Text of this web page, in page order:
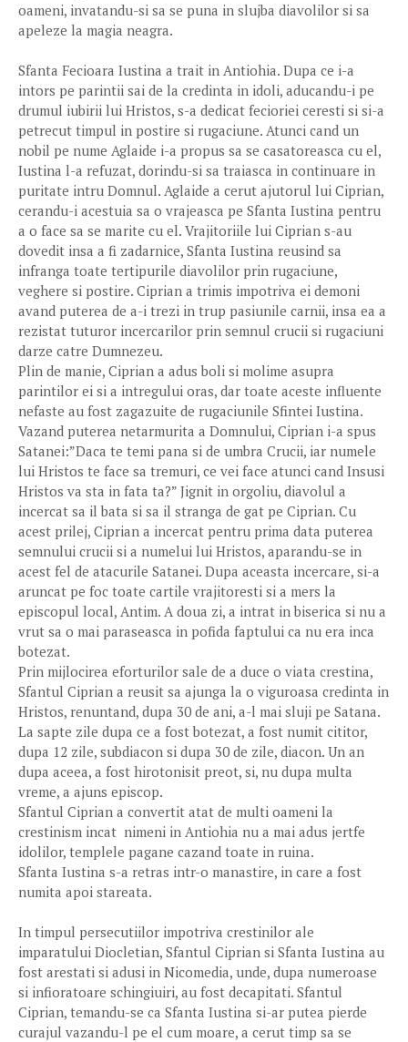
oameni, invatandu-si sa se puna in slujba diavolilor si sa
apeleze la magia neagra.
Sfanta Fecioara Iustina a trait in Antiohia. Dupa ce i-a
intors pe parintii sai de la credinta in idoli, aducandu-i pe
drumul iubirii lui Hristos, s-a dedicat fecioriei ceresti si si-a
petrecut timpul in postire si rugaciune. Atunci cand un
nobil pe nume Aglaide i-a propus sa se casatoreasca cu el,
Iustina l-a refuzat, dorindu-si sa traiasca in continuare in
puritate intru Domnul. Aglaide a cerut ajutorul lui Ciprian,
cerandu-i acestuia sa o vrajeasca pe Sfanta Iustina pentru
a o face sa se marite cu el. Vrajitoriile lui Ciprian s-au
dovedit insa a fi zadarnice, Sfanta Iustina reusind sa
infranga toate tertipurile diavolilor prin rugaciune,
veghere si postire. Ciprian a trimis impotriva ei demoni
avand puterea de a-i trezi in trup pasiunile carnii, insa ea a
rezistat tuturor incercarilor prin semnul crucii si rugaciuni
darze catre Dumnezeu.
Plin de manie, Ciprian a adus boli si molime asupra
parintilor ei si a intregului oras, dar toate aceste influente
nefaste au fost zagazuite de rugaciunile Sfintei Iustina.
Vazand puterea netarmurita a Domnului, Ciprian i-a spus
Satanei:”Daca te temi pana si de umbra Crucii, iar numele
lui Hristos te face sa tremuri, ce vei face atunci cand Insusi
Hristos va sta in fata ta?” Jignit in orgoliu, diavolul a
incercat sa il bata si sa il stranga de gat pe Ciprian. Cu
acest prilej, Ciprian a incercat pentru prima data puterea
semnului crucii si a numelui lui Hristos, aparandu-se in
acest fel de atacurile Satanei. Dupa aceasta incercare, si-a
aruncat pe foc toate cartile vrajitoresti si a mers la
episcopul local, Antim. A doua zi, a intrat in biserica si nu a
vrut sa o mai paraseasca in pofida faptului ca nu era inca
botezat.
Prin mijlocirea eforturilor sale de a duce o viata crestina,
Sfantul Ciprian a reusit sa ajunga la o viguroasa credinta in
Hristos, renuntand, dupa 30 de ani, a-l mai sluji pe Satana.
La sapte zile dupa ce a fost botezat, a fost numit cititor,
dupa 12 zile, subdiacon si dupa 30 de zile, diacon. Un an
dupa aceea, a fost hirotonisit preot, si, nu dupa multa
vreme, a ajuns episcop.
Sfantul Ciprian a convertit atat de multi oameni la
crestinism incat nimeni in Antiohia nu a mai adus jertfe
idolilor, templele pagane cazand toate in ruina.
Sfanta Iustina s-a retras intr-o manastire, in care a fost
numita apoi stareata.
In timpul persecutiilor impotriva crestinilor ale
imparatului Diocletian, Sfantul Ciprian si Sfanta Iustina au
fost arestati si adusi in Nicomedia, unde, dupa numeroase
si infioratoare schingiuiri, au fost decapitati. Sfantul
Ciprian, temandu-se ca Sfanta Iustina si-ar putea pierde
curajul vazandu-l pe el cum moare, a cerut timp sa se